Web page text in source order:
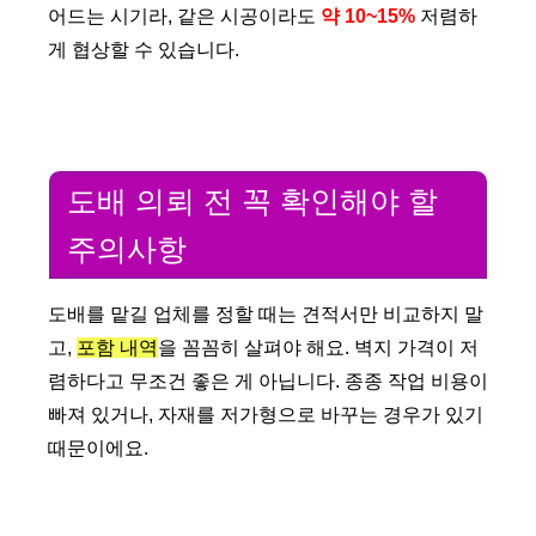
어드는 시기라, 같은 시공이라도 약 10~15% 저렴하
게 협상할 수 있습니다.
도배 의뢰 전 꼭 확인해야 할
주의사항
도배를 맡길 업체를 정할 때는 견적서만 비교하지 말
고, 포함 내역을 꼼꼼히 살펴야 해요. 벽지 가격이 저
렴하다고 무조건 좋은 게 아닙니다. 종종 작업 비용이
빠져 있거나, 자재를 저가형으로 바꾸는 경우가 있기
때문이에요.